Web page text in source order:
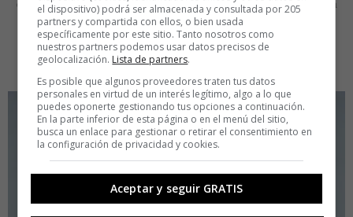
divina, el Gran Cañón. Ese concepto es, seguramente, rebatible. Pero para
efectos prácticos diremos que Seligman es la nada casi
LEER MÁS
el dispositivo) podrá ser almacenada y consultada por 205
partners y compartida con ellos, o bien usada
específicamente por este sitio. Tanto nosotros como
nuestros partners podemos usar datos precisos de
geolocalización. Lista de partners.
Es posible que algunos proveedores traten tus datos
personales en virtud de un interés legítimo, algo a lo que
puedes oponerte gestionando tus opciones a continuación.
En la parte inferior de esta página o en el menú del sitio,
busca un enlace para gestionar o retirar el consentimiento en
la configuración de privacidad y cookies.
Aceptar y seguir GRATIS